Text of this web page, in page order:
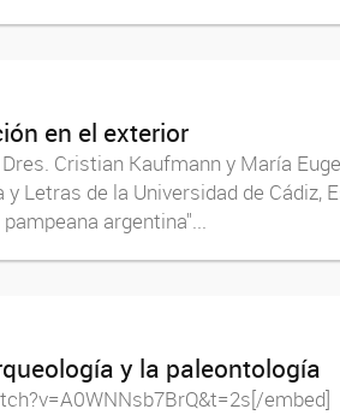
en el exterior
Cristian Kaufmann y María
Letras de la Universidad de
argentina"...
y la paleontología
embed]